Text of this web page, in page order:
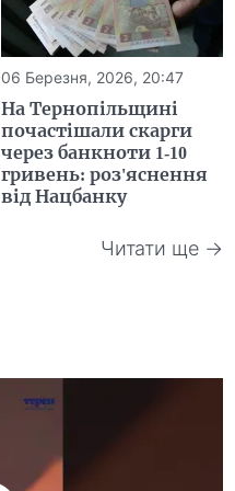
06 Березня, 2026, 20:47
На Тернопільщині
почастішали скарги
через банкноти 1-10
гривень: роз'яснення
від Нацбанку
Читати ще →